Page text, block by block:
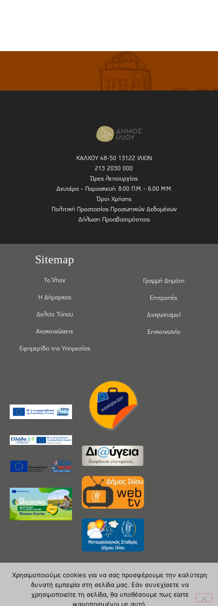
ΚΑΛΧΟΥ 48-50 13122 ΙΛΙΟΝ
213 2030 000
Ώρες λειτουργίας
Δευτέρα - Παρασκευή: 8.00 Π.Μ. - 6.00 Μ.Μ.
Όροι Χρήσης
Πολιτική Προστασίας Προσωπικών Δεδομένων
Δήλωση Προσβασιμότητας
Sitemap
Το Ίλιον
Η Δήμαρχος
Δελτία Τύπου
Ανακοινώσεις
Εφημερίδα της Υπηρεσίας
Γραμμή Δημότη
Επιτροπές
Διαγωνισμοί
Επικοινωνία
Copyright 2020 © Δήμος Ιλίου
Χρησιμοποιούμε cookies για να σας προσφέρουμε την καλύτερη
δυνατή εμπειρία στη σελίδα μας. Εάν συνεχίσετε να
χρησιμοποιείτε τη σελίδα, θα υποθέσουμε πως είστε
ικανοποιημένοι με αυτό.